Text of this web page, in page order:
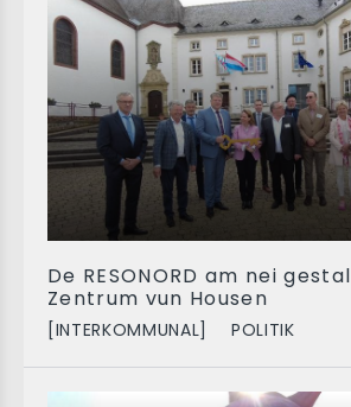
De RESONORD am nei
Zentrum vun Housen
[INTERKOMMUNAL] POLITIK